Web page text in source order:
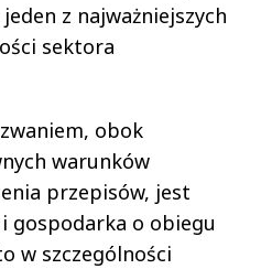
z najważniejszych
sektora
obok
warunków
przepisów, jest
gospodarka o obiegu
w szczególności